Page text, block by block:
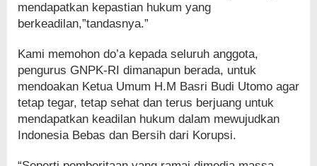
mendapatkan kepastian hukum yang
berkeadilan,”tandasnya.”
Kami memohon do’a kepada seluruh anggota,
pengurus GNPK-RI dimanapun berada, untuk
mendoakan Ketua Umum H.M Basri Budi Utomo agar
tetap tegar, tetap sehat dan terus berjuang untuk
mendapatkan keadilan hukum dalam mewujudkan
Indonesia Bebas dan Bersih dari Korupsi.